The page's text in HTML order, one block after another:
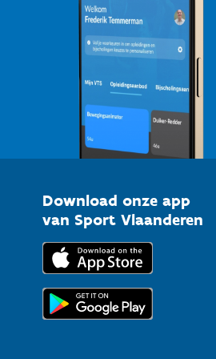
Download onze app
van Sport Vlaanderen